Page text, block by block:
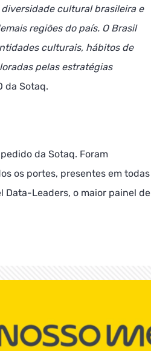
cultural brasileira e
regiões do país. O Brasil
culturais, hábitos de
pelas estratégias
da Sotaq.
da Sotaq. Foram
os portes, presentes em todas
Data-Leaders, o maior painel de